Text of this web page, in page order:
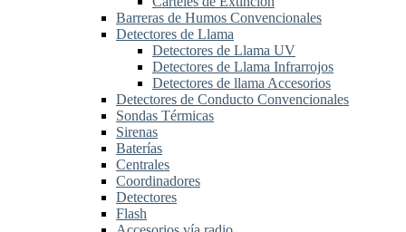
Barreras de Humos Convencionales
Detectores de Llama
Detectores de Llama UV
Detectores de Llama Infrarrojos
Detectores de llama Accesorios
Detectores de Conducto Convencionales
Sondas Térmicas
Sirenas
Baterías
Centrales
Coordinadores
Detectores
Flash